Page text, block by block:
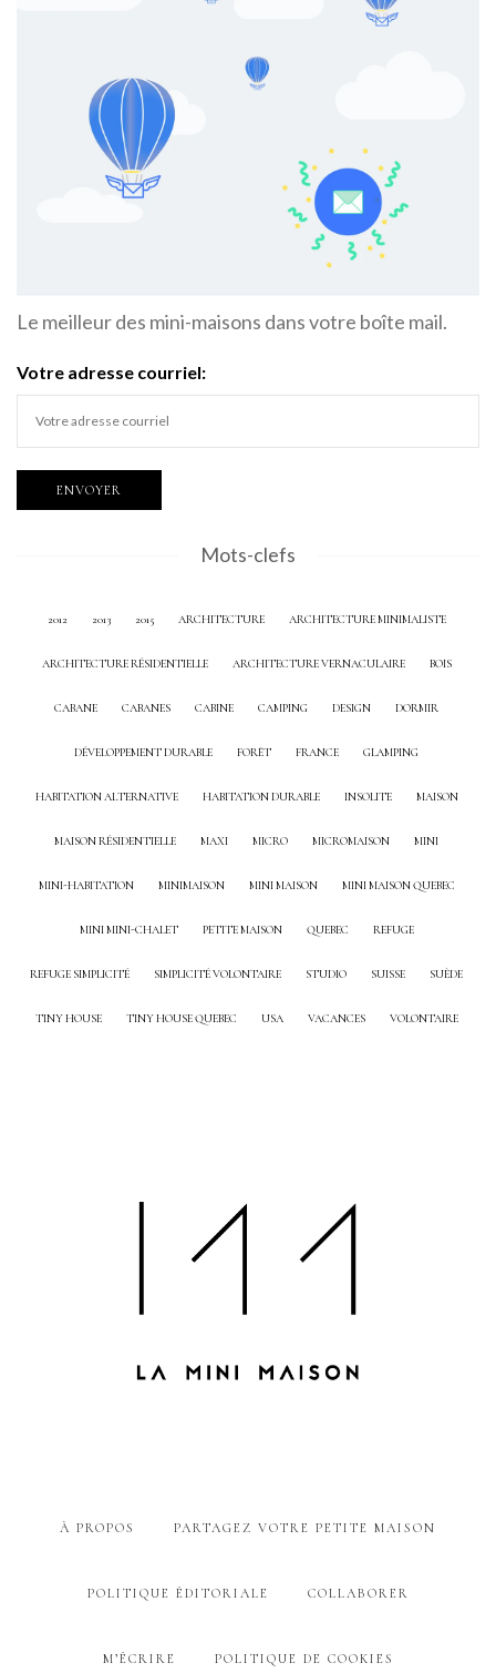
Le meilleur des mini-maisons dans votre boîte mail.
Votre adresse courriel:
Mots-clefs
2012 2013 2015 ARCHITECTURE ARCHITECTURE MINIMALISTE
ARCHITECTURE RÉSIDENTIELLE ARCHITECTURE VERNACULAIRE BOIS
CABANE CABANES CABINE CAMPING DESIGN DORMIR
DÉVELOPPEMENT DURABLE FORÊT FRANCE GLAMPING
HABITATION ALTERNATIVE HABITATION DURABLE INSOLITE MAISON
MAISON RÉSIDENTIELLE MAXI MICRO MICROMAISON MINI
MINI-HABITATION MINIMAISON MINI MAISON MINI MAISON QUEBEC
MINI MINI-CHALET PETITE MAISON QUEBEC REFUGE
REFUGE SIMPLICITÉ SIMPLICITÉ VOLONTAIRE STUDIO SUISSE SUÈDE
TINY HOUSE TINY HOUSE QUEBEC USA VACANCES VOLONTAIRE
À PROPOS PARTAGEZ VOTRE PETITE MAISON
POLITIQUE ÉDITORIALE COLLABORER
M’ÉCRIRE POLITIQUE DE COOKIES